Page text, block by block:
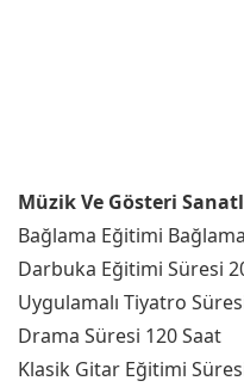
Müzik Ve Gösteri
Bağlama Eğitimi
Darbuka Eğitimi Süresi
Uygulamalı Tiyatro
Drama Süresi 120 Saat
Klasik Gitar Eğitimi